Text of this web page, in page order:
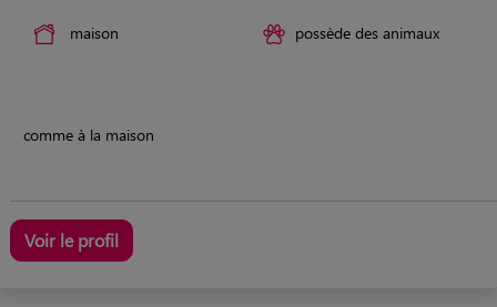
maison possède des animaux
comme à la maison
Voir le profil